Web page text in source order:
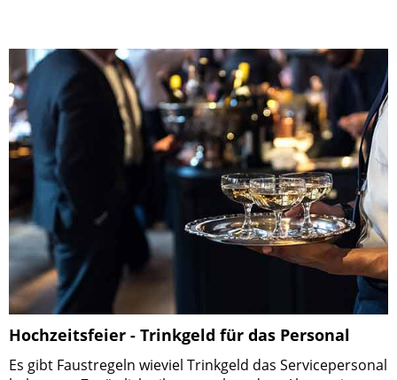
Hochzeitsfeier - Trinkgeld für das Personal
Es gibt Faustregeln wieviel Trinkgeld das Servicepersonal